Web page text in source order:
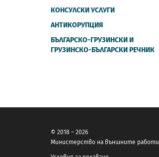
КОНСУЛСКИ УСЛУГИ
АНТИКОРУПЦИЯ
БЪЛГАРСКО-ГРУЗИНСКИ И
ГРУЗИНСКО-БЪЛГАРСКИ РЕЧНИК
© 2018 – 2026
Министерство на външните работи